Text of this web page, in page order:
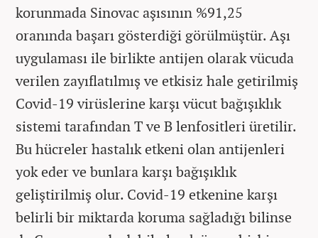
korunmada Sinovac aşısının %91,25
oranında başarı gösterdiği görülmüştür. Aşı
uygulaması ile birlikte antijen olarak vücuda
verilen zayıflatılmış ve etkisiz hale getirilmiş
Covid-19 virüslerine karşı vücut bağışıklık
sistemi tarafından T ve B lenfositleri üretilir.
Bu hücreler hastalık etkeni olan antijenleri
yok eder ve bunlara karşı bağışıklık
geliştirilmiş olur. Covid-19 etkenine karşı
belirli bir miktarda koruma sağladığı bilinse